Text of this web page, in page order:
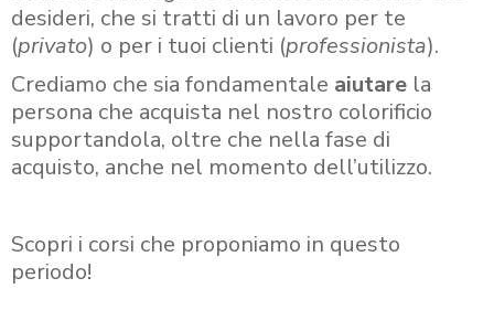
desideri, che si tratti di un lavoro per te
(privato) o per i tuoi clienti (professionista).
Crediamo che sia fondamentale aiutare la
persona che acquista nel nostro colorificio
supportandola, oltre che nella fase di
acquisto, anche nel momento dell’utilizzo.
Scopri i corsi che proponiamo in questo
periodo!